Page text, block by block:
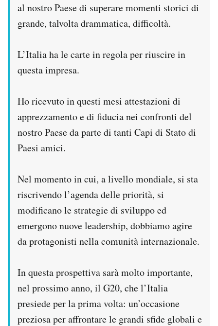
al nostro Paese di superare momenti storici di
grande, talvolta drammatica, difficoltà.
L’Italia ha le carte in regola per riuscire in
questa impresa.
Ho ricevuto in questi mesi attestazioni di
apprezzamento e di fiducia nei confronti del
nostro Paese da parte di tanti Capi di Stato di
Paesi amici.
Nel momento in cui, a livello mondiale, si sta
riscrivendo l’agenda delle priorità, si
modificano le strategie di sviluppo ed
emergono nuove leadership, dobbiamo agire
da protagonisti nella comunità internazionale.
In questa prospettiva sarà molto importante,
nel prossimo anno, il G20, che l’Italia
presiede per la prima volta: un’occasione
preziosa per affrontare le grandi sfide globali e